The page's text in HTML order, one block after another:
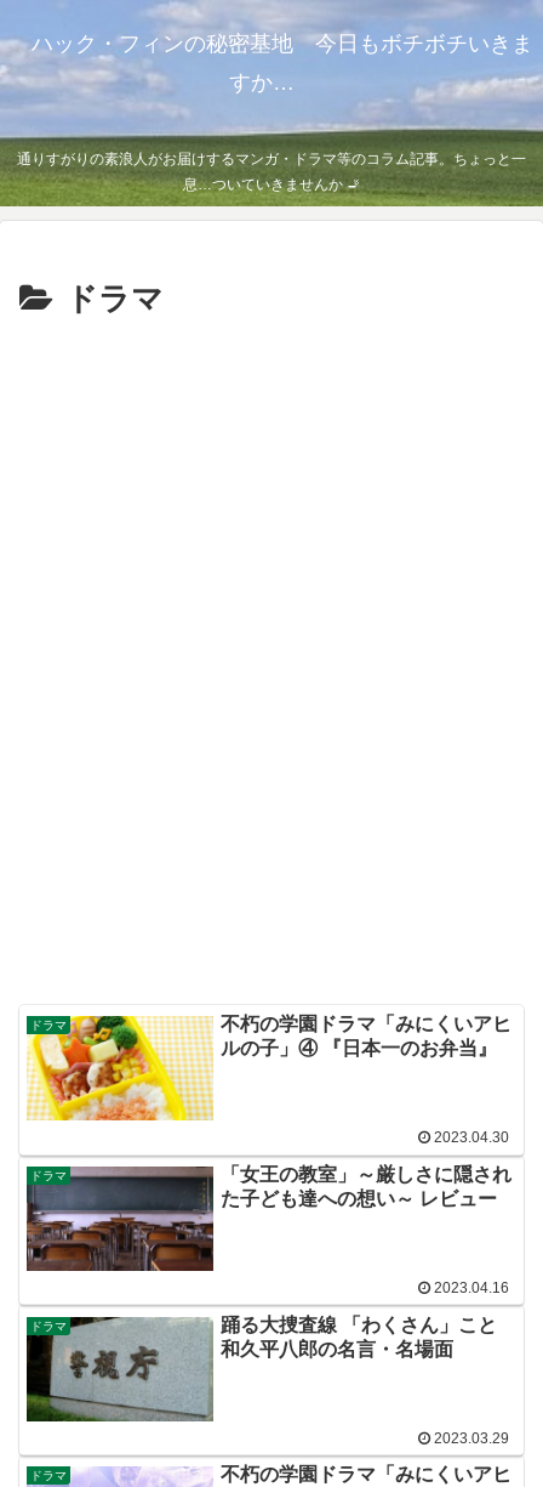
ハック・フィンの秘密基地 今日もボチボチいきま
すか…
通りすがりの素浪人がお届けするマンガ・ドラマ等のコラム記事。ちょっと一
息…ついていきませんか 🚬
ドラマ
ドラマ
不朽の学園ドラマ「みにくいアヒ
ルの子」④ 『日本一のお弁当』
2023.04.30
ドラマ
「女王の教室」～厳しさに隠され
た子ども達への想い～ レビュー
2023.04.16
ドラマ
踊る大捜査線 「わくさん」こと
和久平八郎の名言・名場面
2023.03.29
ドラマ
不朽の学園ドラマ「みにくいアヒ